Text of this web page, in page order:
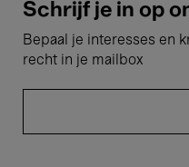
Schrijf je in op
Bepaal je interesses en
recht in je mailbox